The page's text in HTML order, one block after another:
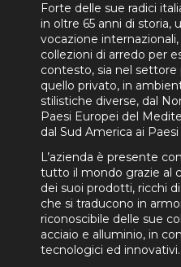
Forte delle sue radici
in oltre 65 anni di storia,
vocazione
collezioni di arredo per
contesto, sia nel settore
quello privato, in
stilistiche diverse, dal
Paesi Europei del
dal Sud America ai
L’azienda è presente
tutto il mondo grazie al
dei suoi prodotti, ricchi
che si traducono in
riconoscibile delle sue
acciaio e alluminio, in
tecnologici ed innovativi.